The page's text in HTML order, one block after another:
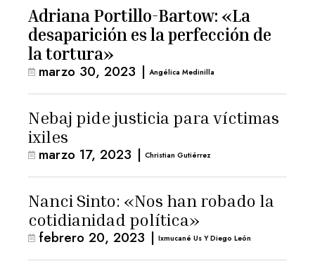
Adriana Portillo-Bartow: «La
desaparición es la perfección de
la tortura»
marzo 30, 2023 | Angélica Medinilla
Nebaj pide justicia para víctimas
ixiles
marzo 17, 2023 | Christian Gutiérrez
Nanci Sinto: «Nos han robado la
cotidianidad política»
febrero 20, 2023 | Ixmucané Us Y Diego León